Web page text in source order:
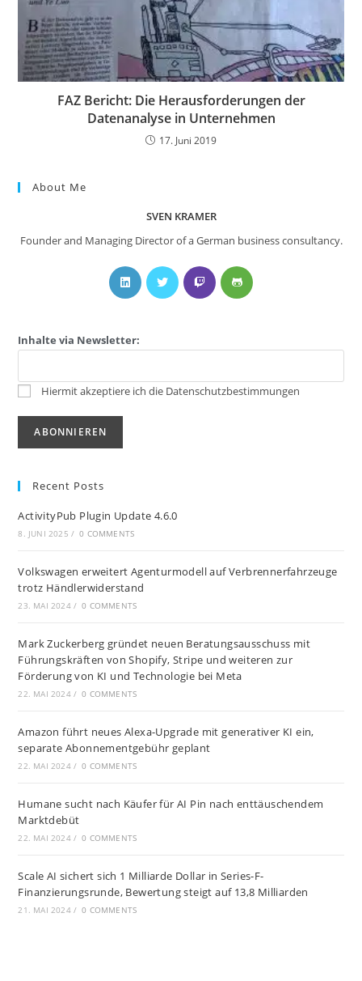
FAZ Bericht: Die Herausforderungen der
Datenanalyse in Unternehmen
17. Juni 2019
About Me
SVEN KRAMER
Founder and Managing Director of a German business consultancy.
Inhalte via Newsletter:
Hiermit akzeptiere ich die Datenschutzbestimmungen
Recent Posts
ActivityPub Plugin Update 4.6.0
8. JUNI 2025 / 0 COMMENTS
Volkswagen erweitert Agenturmodell auf Verbrennerfahrzeuge
trotz Händlerwiderstand
23. MAI 2024 / 0 COMMENTS
Mark Zuckerberg gründet neuen Beratungsausschuss mit
Führungskräften von Shopify, Stripe und weiteren zur
Förderung von KI und Technologie bei Meta
22. MAI 2024 / 0 COMMENTS
Amazon führt neues Alexa-Upgrade mit generativer KI ein,
separate Abonnementgebühr geplant
22. MAI 2024 / 0 COMMENTS
Humane sucht nach Käufer für AI Pin nach enttäuschendem
Marktdebüt
22. MAI 2024 / 0 COMMENTS
Scale AI sichert sich 1 Milliarde Dollar in Series-F-
Finanzierungsrunde, Bewertung steigt auf 13,8 Milliarden
21. MAI 2024 / 0 COMMENTS